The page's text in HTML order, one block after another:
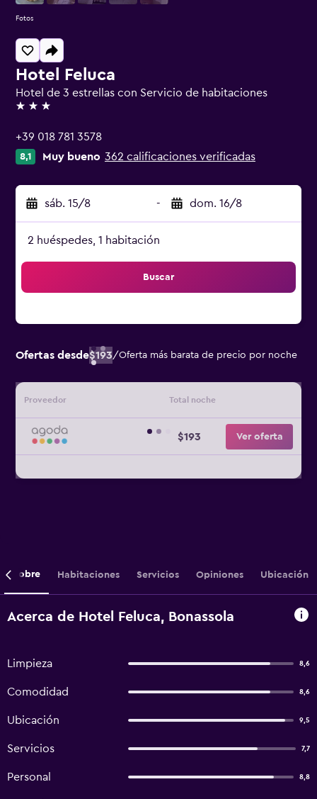
Hotel Feluca
Hotel de 3 estrellas con Servicio de habitaciones
3 estrellas
+39 018 781 3578
8,1 Muy bueno 362 calificaciones verificadas
sáb. 15/8 - dom. 16/8
2 huéspedes, 1 habitación
Buscar
Ofertas desde$193/Oferta más barata de precio por noche
Proveedor Total noche
$193 Ver oferta
Fotos
Sobre Habitaciones Servicios Opiniones Ubicación
Acerca de Hotel Feluca, Bonassola
Limpieza 8,6
Comodidad 8,6
Ubicación 9,5
Servicios 7,7
Personal 8,8